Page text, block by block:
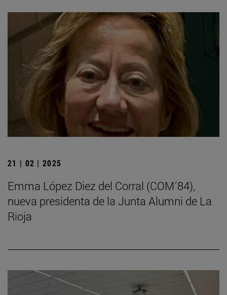
21 | 02 | 2025
Emma López Diez del Corral (COM´84),
nueva presidenta de la Junta Alumni de La
Rioja